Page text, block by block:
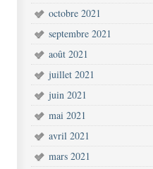
octobre 2021
septembre 2021
août 2021
juillet 2021
juin 2021
mai 2021
avril 2021
mars 2021